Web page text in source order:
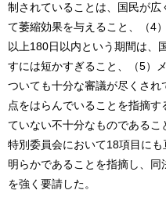
制されていることは、国民が
て萎縮効果を与えること、（4
以上180日以内という期間は、
すには短かすぎること、（5）
ついても十分な審議が尽くさ
点をはらんでいることを指摘
ていない不十分なものである
特別委員会において18項目に
明らかであることを指摘し、
を強く要請した。